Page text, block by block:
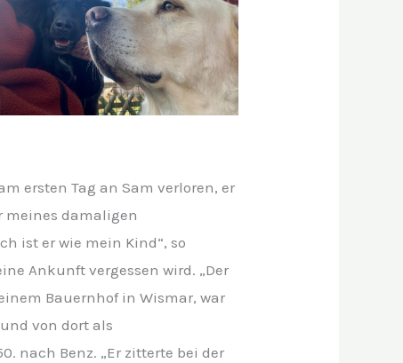
ersten Tag an Sam verloren, er
meines damaligen
ist er wie mein Kind“, so
Ankunft vergessen wird. „Der
Bauernhof in Wismar, war
von dort als
nach Benz. „Er zitterte bei der